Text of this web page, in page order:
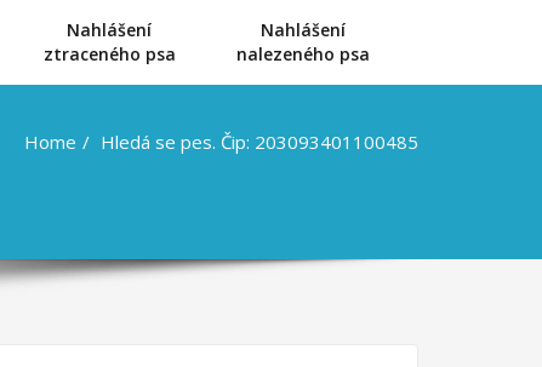
Nahlášení
ztraceného psa
Nahlášení
nalezeného psa
Home Hledá se pes. Čip: 203093401100485